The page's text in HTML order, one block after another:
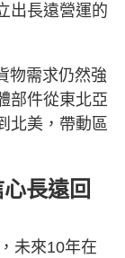
出長遠營運的
物需求仍然強
部件從東北亞
北美，帶動區
長遠回
未來10年在